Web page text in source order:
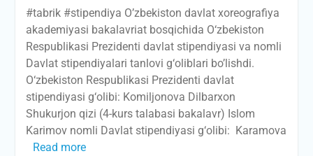
#tabrik #stipendiya O’zbekiston davlat xoreografiya
akademiyasi bakalavriat bosqichida O‘zbekiston
Respublikasi Prezidenti davlat stipendiyasi va nomli
Davlat stipendiyalari tanlovi g‘oliblari bo’lishdi.
O‘zbekiston Respublikasi Prezidenti davlat
stipendiyasi g‘olibi: Komiljonova Dilbarxon
Shukurjon qizi (4-kurs talabasi bakalavr) Islom
Karimov nomli Davlat stipendiyasi g‘olibi: Karamova
Read more